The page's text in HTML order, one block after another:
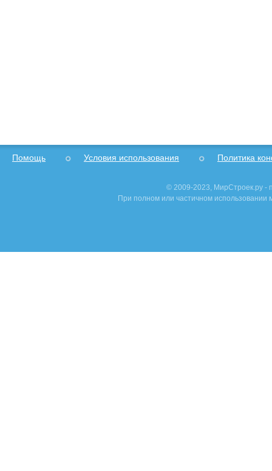
Помощь Условия использования Политика
© 2009-2023, МирСтроек.ру -
При полном или частичном использовании